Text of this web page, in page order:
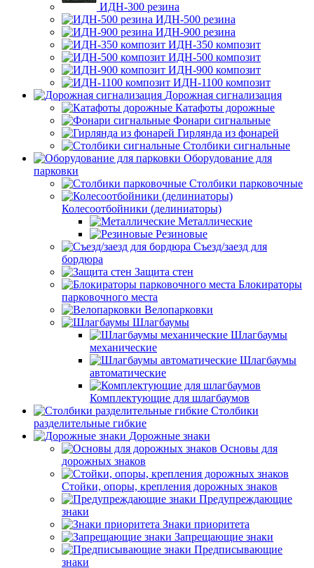
ИДН-300 резина
ИДН-500 резина
ИДН-900 резина
ИДН-350 композит
ИДН-500 композит
ИДН-900 композит
ИДН-1100 композит
Дорожная сигнализация
Катафоты дорожные
Фонари сигнальные
Гирлянда из фонарей
Столбики сигнальные
Оборудование для
парковки
Столбики парковочные
Колесоотбойники (делиниаторы)
Металлические
Резиновые
Съезд/заезд для
бордюра
Защита стен
Блокираторы
парковочного места
Велопарковки
Шлагбаумы
Шлагбаумы
механические
Шлагбаумы
автоматические
Комплектующие для шлагбаумов
Столбики
разделительные гибкие
Дорожные знаки
Основы для
дорожных знаков
Стойки, опоры, крепления дорожных знаков
Предупреждающие
знаки
Знаки приоритета
Запрещающие знаки
Предписывающие
знаки